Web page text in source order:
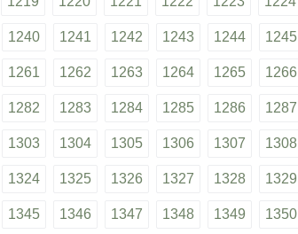
1240 1241 1242 1243 1244 1245
1261 1262 1263 1264 1265 1266
1282 1283 1284 1285 1286 1287
1303 1304 1305 1306 1307 1308
1324 1325 1326 1327 1328 1329
1345 1346 1347 1348 1349 1350